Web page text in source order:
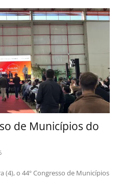
de Municípios do
(4), o 44º Congresso de Municípios